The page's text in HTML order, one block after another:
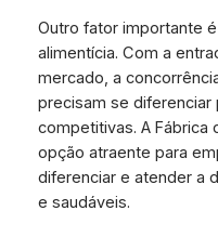
Outro fator importante
alimentícia. Com a
mercado, a
precisam se diferenciar
competitivas. A Fábrica
opção atraente para
diferenciar e atender a
e saudáveis.